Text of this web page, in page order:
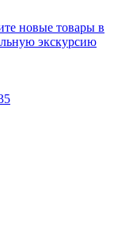
новые товары в
экскурсию